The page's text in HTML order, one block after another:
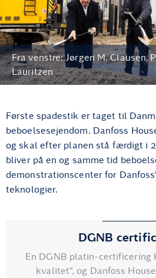
Fra venstre: Jørgen M. Clausen,
Lauritzen
Første spadestik er taget til
beboelsesejendom. Danfoss
og skal efter planen stå færdigt i
bliver på en og samme tid
demonstrationscenter for
teknologier.
DGNB
En DGNB platin-certificering
kvalitet”, og Danfoss